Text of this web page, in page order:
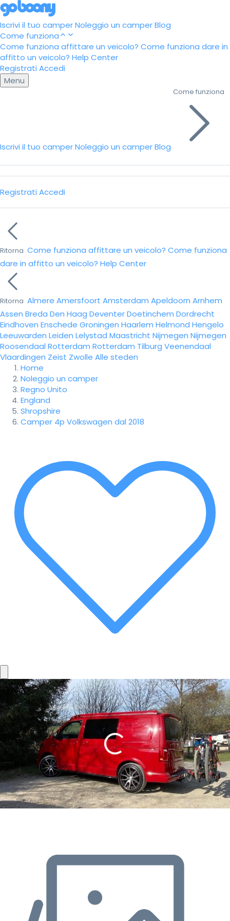
Iscrivi il tuo camperNoleggio un camperBlog
Come funziona
Come funziona affittare un veicolo? Come funziona dare in
affitto un veicolo? Help Center
Registrati Accedi
Menu
Iscrivi il tuo camperNoleggio un camperBlog
Come funziona
Registrati Accedi
Ritorna Come funziona affittare un veicolo? Come funziona
dare in affitto un veicolo? Help Center
Ritorna Almere Amersfoort Amsterdam Apeldoorn Arnhem
Assen Breda Den Haag DeventerDoetinchem Dordrecht
Eindhoven Enschede Groningen Haarlem Helmond Hengelo
Leeuwarden Leiden Lelystad Maastricht Nijmegen Nijmegen
Roosendaal Rotterdam Rotterdam Tilburg Veenendaal
Vlaardingen Zeist Zwolle Alle steden
Home
Noleggio un camper
Regno Unito
England
Shropshire
Camper 4p Volkswagen dal 2018